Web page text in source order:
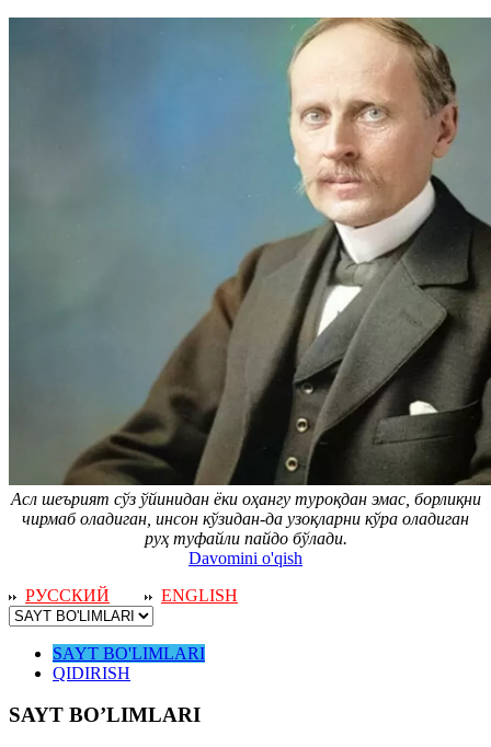
Асл шеърият сўз ўйинидан ёки оҳангу туроқдан эмас, борлиқни
чирмаб оладиган, инсон кўзидан-да узоқларни кўра оладиган
руҳ туфайли пайдо бўлади.
Davomini o'qish
РУССКИЙ
ENGLISH
SAYT BO'LIMLARI
QIDIRISH
SAYT BO’LIMLARI